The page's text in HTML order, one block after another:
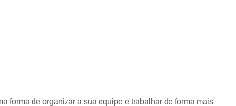
forma de organizar a sua equipe e trabalhar de forma mais